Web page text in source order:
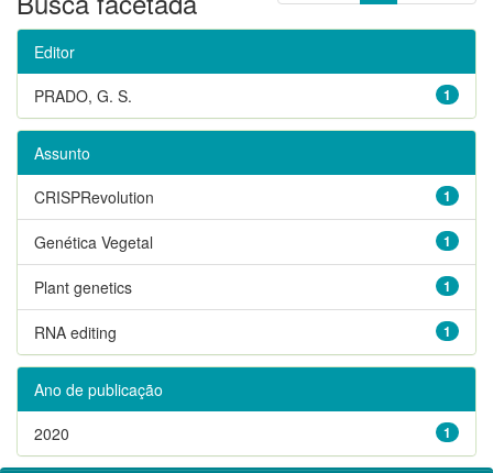
Editor
1
PRADO, G. S.
Assunto
1
CRISPRevolution
1
Genética Vegetal
1
Plant genetics
1
RNA editing
Ano de publicação
1
2020